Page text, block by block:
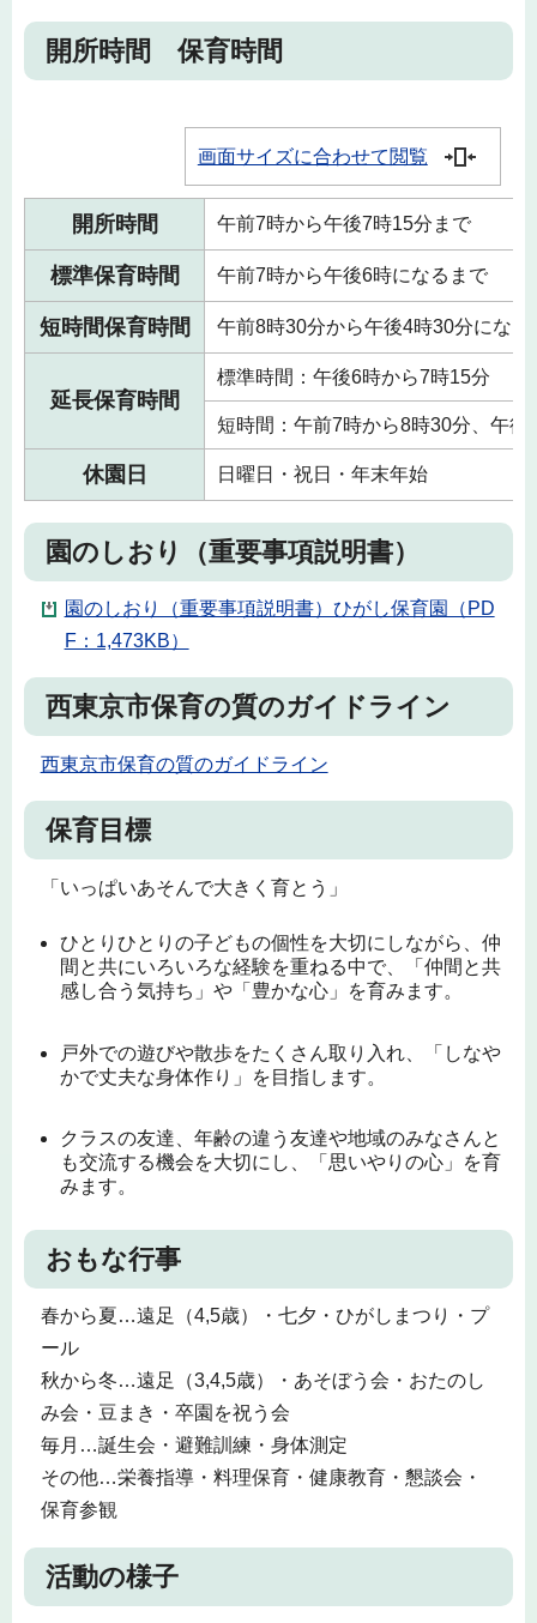
開所時間 保育時間
画面サイズに合わせて閲覧
開所時間 午前7時から午後7時15分まで
標準保育時間 午前7時から午後6時になるまで
短時間保育時間 午前8時30分から午後4時30分になる
延長保育時間
標準時間：午後6時から7時15分
短時間：午前7時から8時30分、午後
休園日 日曜日・祝日・年末年始
園のしおり（重要事項説明書）
園のしおり（重要事項説明書）ひがし保育園（PD
F：1,473KB）
西東京市保育の質のガイドライン
西東京市保育の質のガイドライン
保育目標
「いっぱいあそんで大きく育とう」
ひとりひとりの子どもの個性を大切にしながら、仲
間と共にいろいろな経験を重ねる中で、「仲間と共
感し合う気持ち」や「豊かな心」を育みます。
戸外での遊びや散歩をたくさん取り入れ、「しなや
かで丈夫な身体作り」を目指します。
クラスの友達、年齢の違う友達や地域のみなさんと
も交流する機会を大切にし、「思いやりの心」を育
みます。
おもな行事
春から夏…遠足（4,5歳）・七夕・ひがしまつり・プ
ール
秋から冬…遠足（3,4,5歳）・あそぼう会・おたのし
み会・豆まき・卒園を祝う会
毎月…誕生会・避難訓練・身体測定
その他…栄養指導・料理保育・健康教育・懇談会・
保育参観
活動の様子